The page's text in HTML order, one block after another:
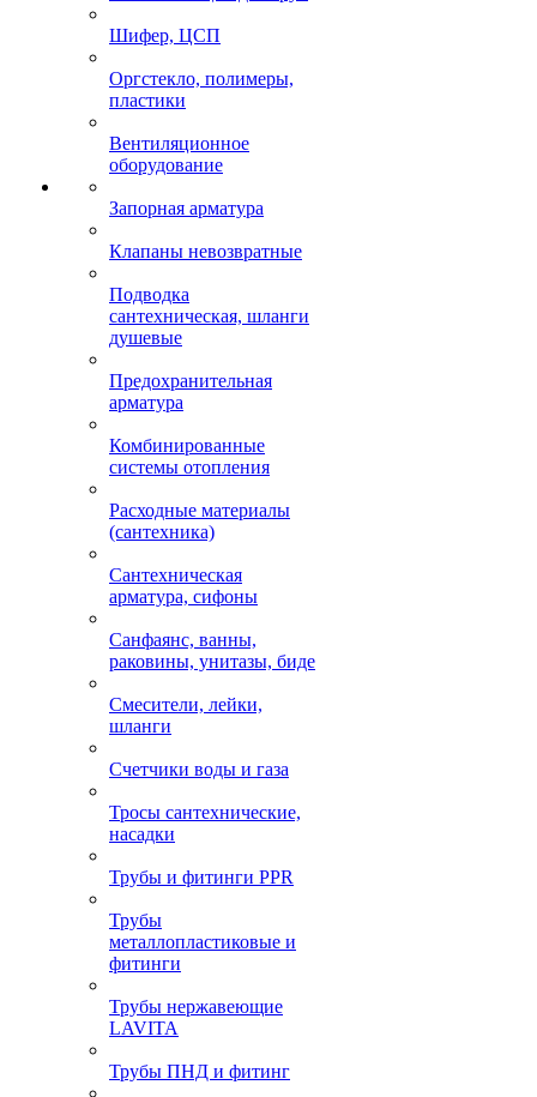
Шифер, ЦСП
Оргстекло, полимеры,
пластики
Вентиляционное
оборудование
Запорная арматура
Клапаны невозвратные
Подводка
сантехническая, шланги
душевые
Предохранительная
арматура
Комбинированные
системы отопления
Расходные материалы
(сантехника)
Сантехническая
арматура, сифоны
Санфаянс, ванны,
раковины, унитазы, биде
Смесители, лейки,
шланги
Счетчики воды и газа
Тросы сантехнические,
насадки
Трубы и фитинги PPR
Трубы
металлопластиковые и
фитинги
Трубы нержавеющие
LAVITA
Трубы ПНД и фитинг